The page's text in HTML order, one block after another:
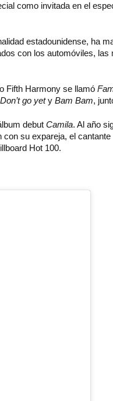
como invitada en el
estadounidense, ha
con los automóviles,
Fifth Harmony se llamó
Don’t go yety Bam Bam,
debut Camila. Al año
con su expareja, el
Hot 100.